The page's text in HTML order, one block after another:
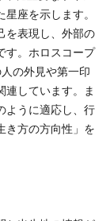
座を示します。
を表現し、外部の
す。ホロスコープ
の外見や第一印
連しています。ま
ように適応し、行
き方の方向性」を